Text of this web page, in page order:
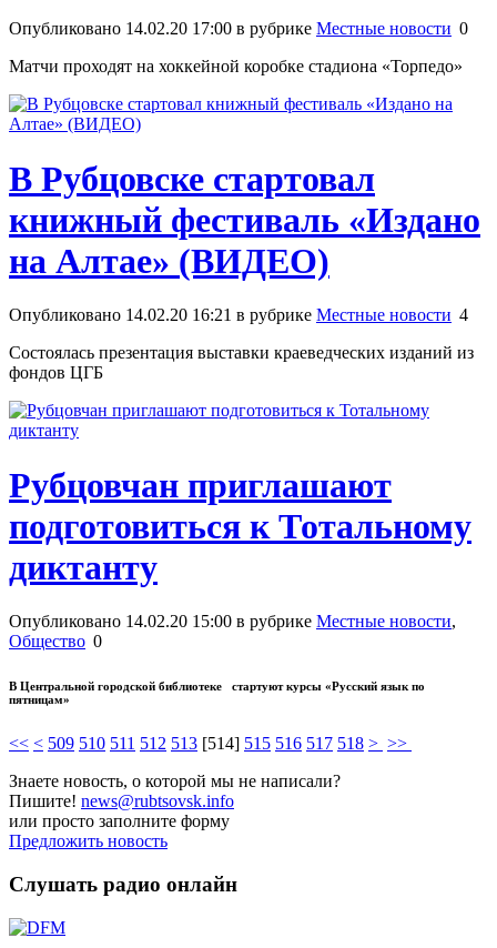
Опубликовано 14.02.20 17:00 в рубрике Местные новости 0
Матчи проходят на хоккейной коробке стадиона «Торпедо»
В Рубцовске стартовал
книжный фестиваль «Издано
на Алтае» (ВИДЕО)
Опубликовано 14.02.20 16:21 в рубрике Местные новости 4
Состоялась презентация выставки краеведческих изданий из
фондов ЦГБ
Рубцовчан приглашают
подготовиться к Тотальному
диктанту
Опубликовано 14.02.20 15:00 в рубрике Местные новости,
Общество 0
В Центральной городской библиотеке стартуют курсы «Русский язык по
пятницам»
<< < 509 510 511 512 513 [514] 515 516 517 518 > >>
Знаете новость, о которой мы не написали?
Пишите! news@rubtsovsk.info
или просто заполните форму
Предложить новость
Слушать радио онлайн